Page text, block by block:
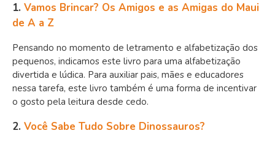
1. Vamos Brincar? Os Amigos e as Amigas do Maui
de A a Z
Pensando no momento de letramento e alfabetização dos
pequenos, indicamos este livro para uma alfabetização
divertida e lúdica. Para auxiliar pais, mães e educadores
nessa tarefa, este livro também é uma forma de incentivar
o gosto pela leitura desde cedo.
2. Você Sabe Tudo Sobre Dinossauros?